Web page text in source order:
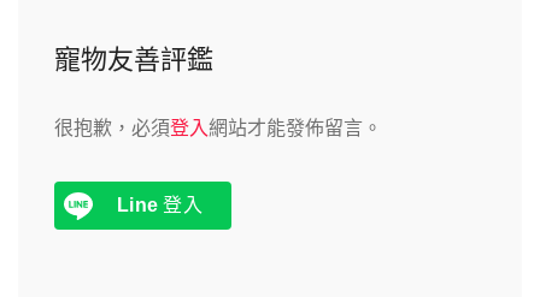
寵物友善評鑑
很抱歉，必須登入網站才能發佈留言。
Line 登入